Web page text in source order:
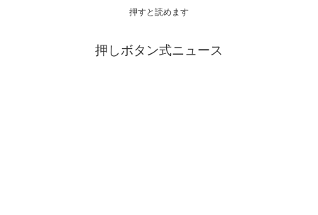
押すと読めます
押しボタン式ニュース